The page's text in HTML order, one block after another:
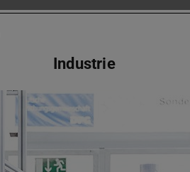
Industrie